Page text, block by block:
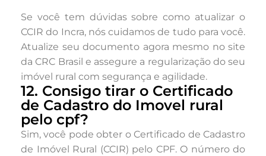
Se você tem dúvidas sobre como atualizar o
CCIR do Incra, nós cuidamos de tudo para você.
Atualize seu documento agora mesmo no site
da CRC Brasil e assegure a regularização do seu
imóvel rural com segurança e agilidade.
12. Consigo tirar o Certificado
de Cadastro do Imovel rural
pelo cpf?
Sim, você pode obter o Certificado de Cadastro
de Imóvel Rural (CCIR) pelo CPF. O número do